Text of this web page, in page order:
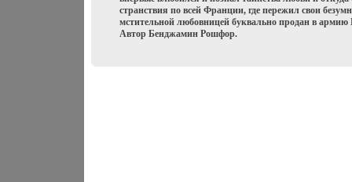
странствия по всей Франции, где пережил свои
мстительной любовницей буквально продан в армию
Автор Бенджамин Рошфор.